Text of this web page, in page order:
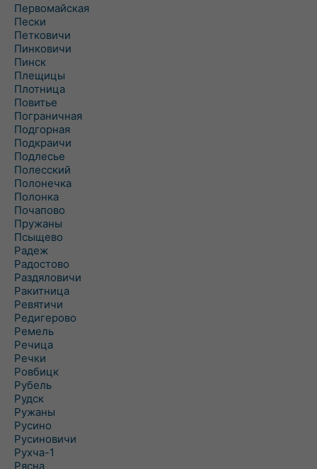
Первомайская
Пески
Петковичи
Пинковичи
Пинск
Плещицы
Плотница
Повитье
Пограничная
Подгорная
Подкраичи
Подлесье
Полесский
Полонечка
Полонка
Почапово
Пружаны
Псыщево
Радеж
Радостово
Раздяловичи
Ракитница
Ревятичи
Редигерово
Ремель
Речица
Речки
Ровбицк
Рубель
Рудск
Ружаны
Русино
Русиновичи
Рухча-1
Рясна